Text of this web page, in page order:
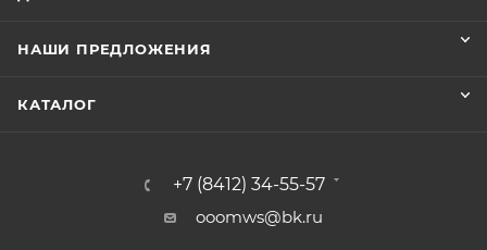
НАШИ ПРЕДЛОЖЕНИЯ
КАТАЛОГ
+7 (8412) 34-55-57
ooomws@bk.ru